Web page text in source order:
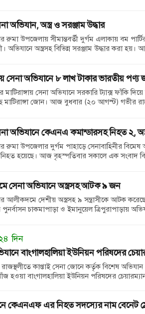
অভিযান, অস্ত্র ও সরঞ্জাম উদ্ধার
রুমা উপজেলায় সীমান্তবর্তী দুর্গম এলাকায় বম
অভিযানে অস্ত্রসহ বিভিন্ন সরঞ্জাম উদ্ধার করা
সেনা অভিযানে ৮ লাখ টাকার ভারতীয় পণ্য
মাটিরাঙ্গায় সেনা অভিযানে সরকারি ট্যাক্স ফাঁকি
মাটিরাঙ্গা জোন। আজ বুধবার (২০ আগস্ট) গভীর
অভিযানে কেএনএ কমান্ডারসহ নিহত ২,
রুমা উপজেলার দুর্গম পাহাড়ে সেনাবাহিনীর
হয়েছে। আজ বৃহস্পতিবার সকালে এক সংবাদ
সেনা অভিযানে অস্ত্রসহ আটক ৯ জন
আলীকদমে দেশীয় অস্ত্রসহ ৯ সন্ত্রাসীকে আটক
পুনর্বাসন চাকমাপাড়া ও ইমানুয়েল ত্রিপুরাপাড়ায়
দিন
বাংগালহালিয়া ইউনিয়ন পরিষদের
রাজস্থলীতে কাপ্তাই সেনা জোনে কর্তৃক বিশেষ
হওয়া বাংগালহালিয়া ইউনিয়ন পরিষদের
কেএনএফ এর নিহত সদস্যের নাম বেনেট